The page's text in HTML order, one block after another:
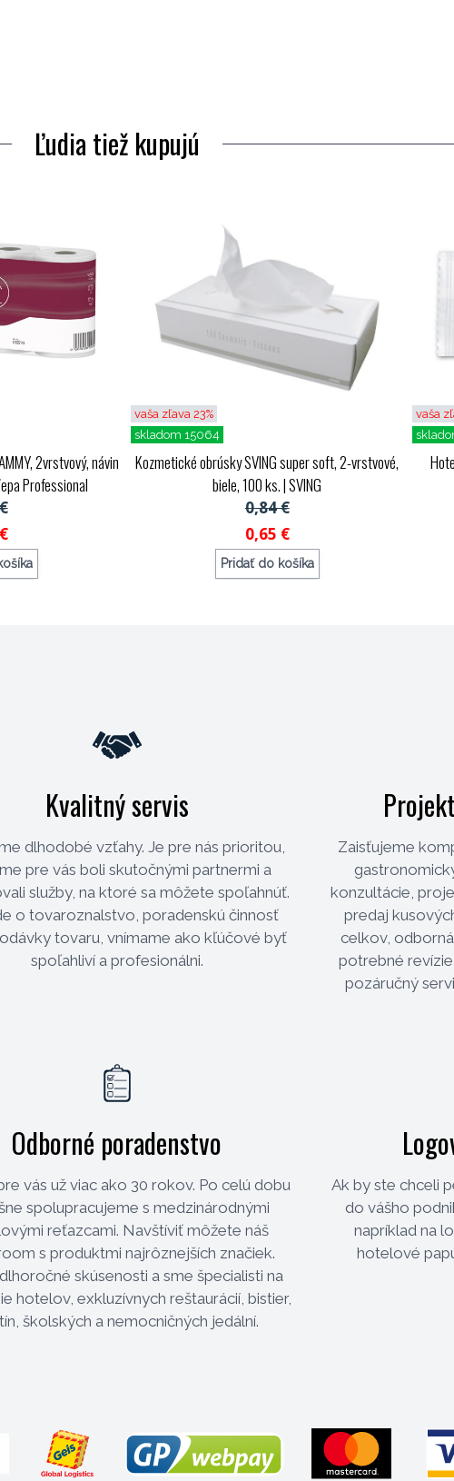
Ľudia tiež kupujú
2vrstvový, návin
Professional
vaša zľava 23%
skladom 15064
Kozmetické obrúsky SVING super soft, 2-vrstvové,
biele, 100 ks.| SVING
0,84 €
0,65 €
Pridať do košíka
vaša
Kvalitný servis
dlhodobé vzťahy. Je pre nás prioritou,
pre vás boli skutočnými partnermi a
služby, na ktoré sa môžete spoľahnúť.
o tovaroznalstvo, poradenskú činnosť
tovaru, vnímame ako kľúčové byť
spoľahliví a profesionálni.
Zaisťujeme
konzultácie,
predaj
celkov,
potrebné
pozáručný
Odborné poradenstvo
vás už viac ako 30 rokov. Po celú dobu
spolupracujeme s medzinárodnými
reťazcami. Navštíviť môžete náš
s produktmi najrôznejších značiek.
skúsenosti a sme špecialisti na
hotelov, exkluzívnych reštaurácií, bistier,
školských a nemocničných jedální.
Ak by ste chceli
do vášho
napríklad na
hotelové